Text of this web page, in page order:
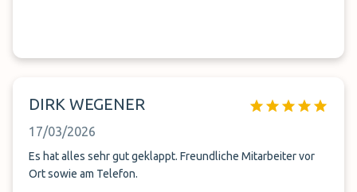
DIRK WEGENER
17/03/2026
Es hat alles sehr gut geklappt. Freundliche Mitarbeiter vor
Ort sowie am Telefon.